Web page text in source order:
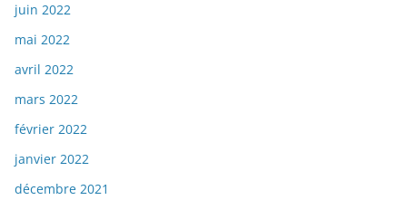
juin 2022
mai 2022
avril 2022
mars 2022
février 2022
janvier 2022
décembre 2021